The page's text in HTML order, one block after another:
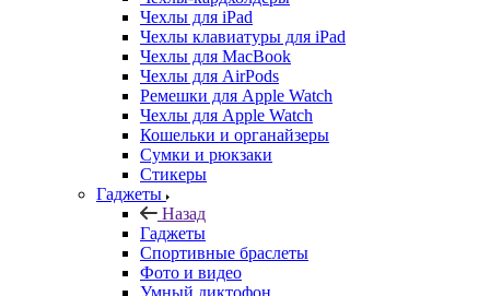
Чехлы для iPad
Чехлы клавиатуры для iPad
Чехлы для MacBook
Чехлы для AirPods
Ремешки для Apple Watch
Чехлы для Apple Watch
Кошельки и органайзеры
Сумки и рюкзаки
Стикеры
Гаджеты
Назад
Гаджеты
Спортивные браслеты
Фото и видео
Умный диктофон